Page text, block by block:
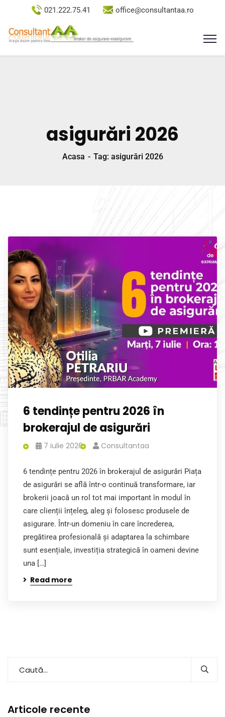
021.222.75.41 office@consultantaa.ro
asigurări 2026
Acasa Tag: asigurări 2026
6 tendințe pentru 2026 în
brokerajul de asigurări
7 iulie 2026 Consultantaa
6 tendințe pentru 2026 în brokerajul de asigurări Piața
de asigurări se află într-o continuă transformare, iar
brokerii joacă un rol tot mai important în modul în
care clienții înțeleg, aleg și folosesc produsele de
asigurare. Într-un domeniu în care încrederea,
pregătirea profesională și adaptarea la schimbare
sunt esențiale, investiția strategică în oameni devine
una […]
Read more
Articole recente